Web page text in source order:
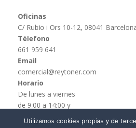
Oficinas
C/ Rubio i Ors 10-12, 08041
Télefono
661 959 641
Email
comercial@reytoner.com
Horario
De lunes a viernes
de 9:00 a 14:00 y
de 16:00 a 19:00
Utilizamos cookies propias y de